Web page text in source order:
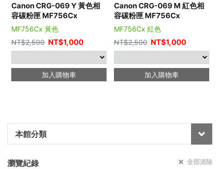
本館分類
瀏覽紀錄 全部清除
Canon CRG-069 Y 黃色相
容碳粉匣 MF756Cx
MF756Cx 黃色
NT$2,500 NT$1,000
加入購物車
Canon CRG-069 M 紅色相
容碳粉匣 MF756Cx
MF756Cx 紅色
NT$2,500 NT$1,000
加入購物車